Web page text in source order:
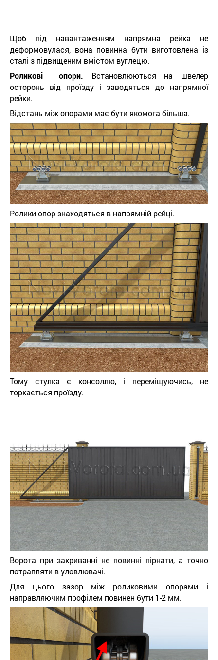
Щоб під навантаженням напрямна рейка не
деформовулася, вона повинна бути виготовлена із
сталі з підвищеним вмістом вуглецю.
Роликові опори. Встановлюються на швелер
осторонь від проїзду і заводяться до напрямної
рейки.
Відстань між опорами має бути якомога більша.
Ролики опор знаходяться в напрямній рейці.
Тому стулка є консоллю, і переміщуючись, не
торкається проїзду.
Ворота при закриванні не повинні пірнати, а точно
потрапляти в уловлювачі.
Для цього зазор між роликовими опорами і
направляючим профілем повинен бути 1-2 мм.